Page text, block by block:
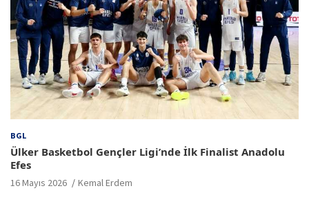
BGL
Ülker Basketbol Gençler Ligi’nde İlk Finalist Anadolu
Efes
16 Mayıs 2026 Kemal Erdem